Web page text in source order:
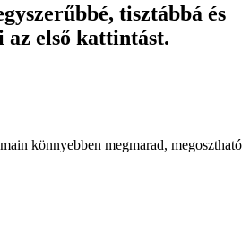
tisztábbá és
az első kattintást.
könnyebben megmarad, megosztható